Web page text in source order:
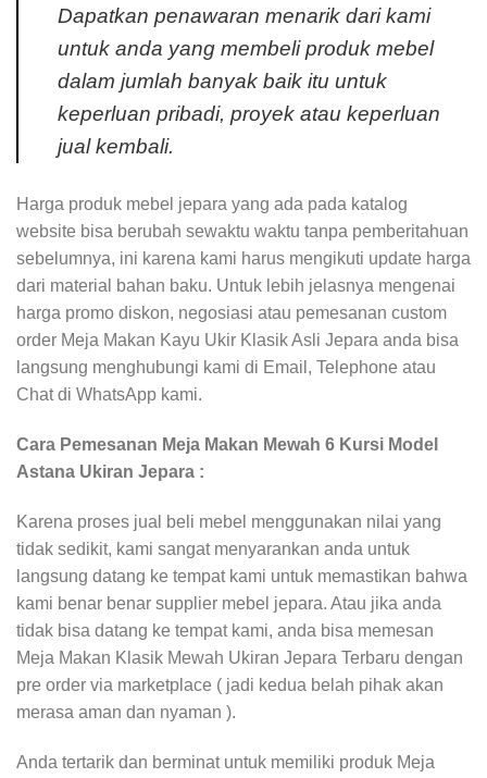
Dapatkan penawaran menarik dari kami
untuk anda yang membeli produk mebel
dalam jumlah banyak baik itu untuk
keperluan pribadi, proyek atau keperluan
jual kembali.
Harga produk mebel jepara yang ada pada katalog
website bisa berubah sewaktu waktu tanpa pemberitahuan
sebelumnya, ini karena kami harus mengikuti update harga
dari material bahan baku. Untuk lebih jelasnya mengenai
harga promo diskon, negosiasi atau pemesanan custom
order Meja Makan Kayu Ukir Klasik Asli Jepara anda bisa
langsung menghubungi kami di Email, Telephone atau
Chat di WhatsApp kami.
Cara Pemesanan Meja Makan Mewah 6 Kursi Model
Astana Ukiran Jepara :
Karena proses jual beli mebel menggunakan nilai yang
tidak sedikit, kami sangat menyarankan anda untuk
langsung datang ke tempat kami untuk memastikan bahwa
kami benar benar supplier mebel jepara. Atau jika anda
tidak bisa datang ke tempat kami, anda bisa memesan
Meja Makan Klasik Mewah Ukiran Jepara Terbaru dengan
pre order via marketplace ( jadi kedua belah pihak akan
merasa aman dan nyaman ).
Anda tertarik dan berminat untuk memiliki produk Meja